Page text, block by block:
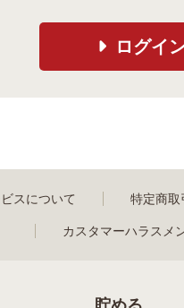
ログイ
スについて 特定商取
カスタマーハラスメ